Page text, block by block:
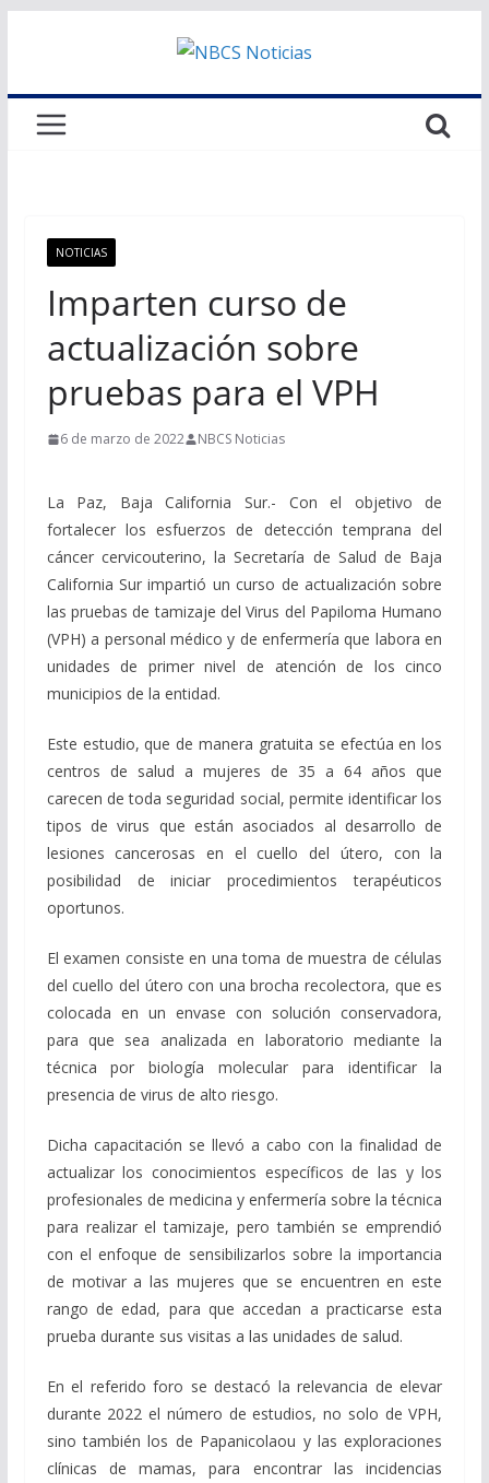
NOTICIAS
Imparten curso de
actualización sobre
pruebas para el VPH
6 de marzo de 2022 NBCS Noticias
La Paz, Baja California Sur.- Con el objetivo de
fortalecer los esfuerzos de detección temprana del
cáncer cervicouterino, la Secretaría de Salud de Baja
California Sur impartió un curso de actualización sobre
las pruebas de tamizaje del Virus del Papiloma Humano
(VPH) a personal médico y de enfermería que labora en
unidades de primer nivel de atención de los cinco
municipios de la entidad.
Este estudio, que de manera gratuita se efectúa en los
centros de salud a mujeres de 35 a 64 años que
carecen de toda seguridad social, permite identificar los
tipos de virus que están asociados al desarrollo de
lesiones cancerosas en el cuello del útero, con la
posibilidad de iniciar procedimientos terapéuticos
oportunos.
El examen consiste en una toma de muestra de células
del cuello del útero con una brocha recolectora, que es
colocada en un envase con solución conservadora,
para que sea analizada en laboratorio mediante la
técnica por biología molecular para identificar la
presencia de virus de alto riesgo.
Dicha capacitación se llevó a cabo con la finalidad de
actualizar los conocimientos específicos de las y los
profesionales de medicina y enfermería sobre la técnica
para realizar el tamizaje, pero también se emprendió
con el enfoque de sensibilizarlos sobre la importancia
de motivar a las mujeres que se encuentren en este
rango de edad, para que accedan a practicarse esta
prueba durante sus visitas a las unidades de salud.
En el referido foro se destacó la relevancia de elevar
durante 2022 el número de estudios, no solo de VPH,
sino también los de Papanicolaou y las exploraciones
clínicas de mamas, para encontrar las incidencias